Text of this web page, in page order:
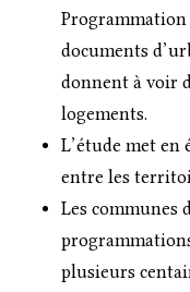
Programmation
documents
donnent à voir
logements.
L’étude met en
entre les
Les communes
plusieurs